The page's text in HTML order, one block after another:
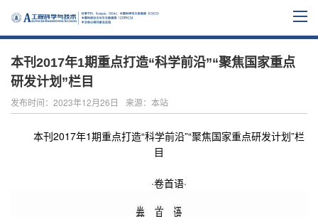
本刊2017年1期重点打造“科学前沿”“聚焦国家重点
研发计划”栏目
发布时间：2023年12月26日 来源：本站
本刊2017年1期重点打造“科学前沿”“聚焦国家重点研发计划”栏
目
·卷首语·